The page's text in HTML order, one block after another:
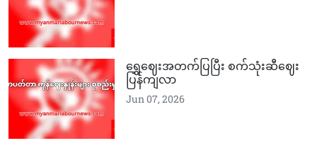
ရွှေဈေးအတက်ပြပြီး စက်သုံးဆီဈေး
ပြန်ကျလာ
Jun 07, 2026